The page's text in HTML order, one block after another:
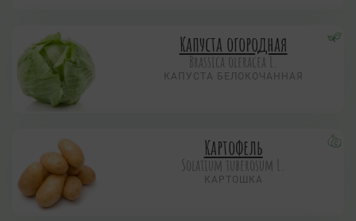
Капуста огородная
Brassica oleracea L.
КАПУСТА БЕЛОКОЧАННАЯ
Картофель
Solatium tuberosum L.
КАРТОШКА